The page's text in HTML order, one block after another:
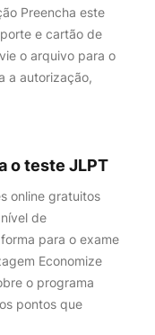
Preencha este
e cartão de
o arquivo para o
a autorização,
o teste JLPT
online gratuitos
de
para o exame
Economize
o programa
pontos que